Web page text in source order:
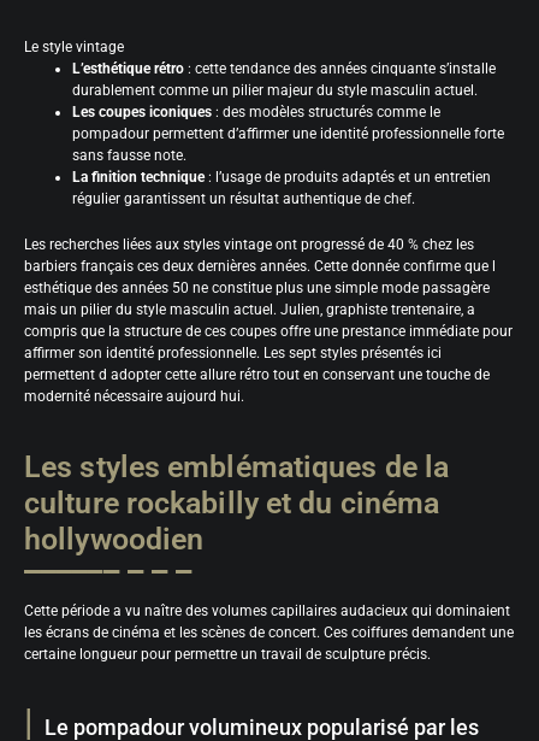
Le style vintage
L’esthétique rétro : cette tendance des années cinquante s’installe
durablement comme un pilier majeur du style masculin actuel.
Les coupes iconiques : des modèles structurés comme le
pompadour permettent d’affirmer une identité professionnelle forte
sans fausse note.
La finition technique: l’usage de produits adaptés et un entretien
régulier garantissent un résultat authentique de chef.
Les recherches liées aux styles vintage ont progressé de 40 % chez les
barbiers français ces deux dernières années. Cette donnée confirme que l
esthétique des années 50 ne constitue plus une simple mode passagère
mais un pilier du style masculin actuel. Julien, graphiste trentenaire, a
compris que la structure de ces coupes offre une prestance immédiate pour
affirmer son identité professionnelle. Les sept styles présentés ici
permettent d adopter cette allure rétro tout en conservant une touche de
modernité nécessaire aujourd hui.
Les styles emblématiques de la
culture rockabilly et du cinéma
hollywoodien
Cette période a vu naître des volumes capillaires audacieux qui dominaient
les écrans de cinéma et les scènes de concert. Ces coiffures demandent une
certaine longueur pour permettre un travail de sculpture précis.
Le pompadour volumineux popularisé par les